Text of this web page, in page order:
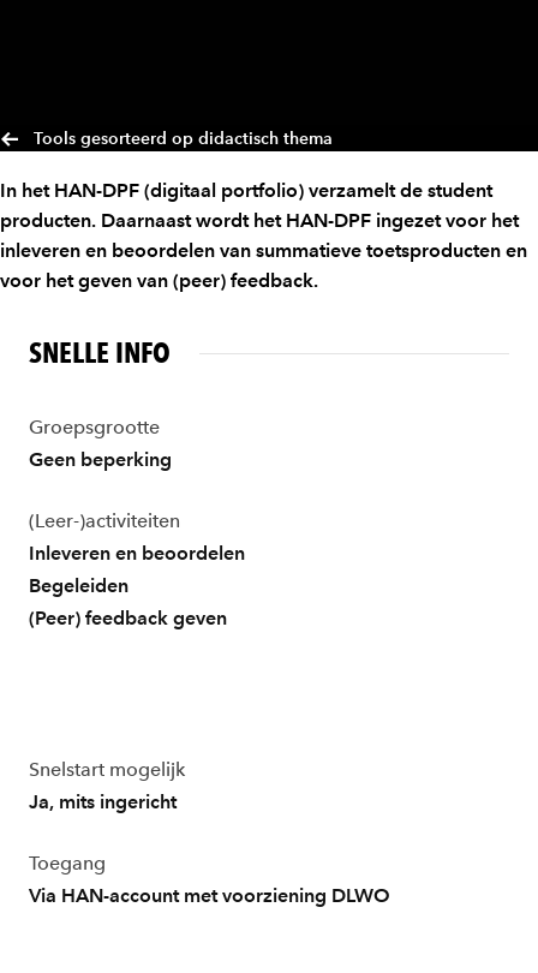
Tools gesorteerd op didactisch thema
In het HAN-DPF (digitaal portfolio) verzamelt de student
producten. Daarnaast wordt het HAN-DPF ingezet voor het
inleveren en beoordelen van summatieve toetsproducten en
voor het geven van (peer) feedback.
SNELLE INFO
Groepsgrootte
Geen beperking
(Leer-)activiteiten
Inleveren en beoordelen
Begeleiden
(Peer) feedback geven
Snelstart mogelijk
Ja, mits ingericht
Toegang
Via HAN-account met voorziening DLWO